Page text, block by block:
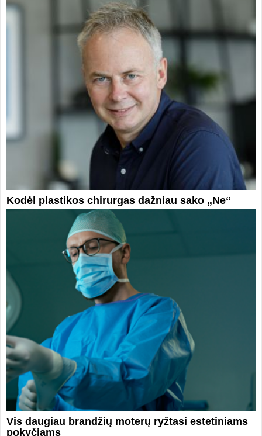
Kodėl plastikos chirurgas dažniau sako „Ne“
Vis daugiau brandžių moterų ryžtasi estetiniams
pokyčiams